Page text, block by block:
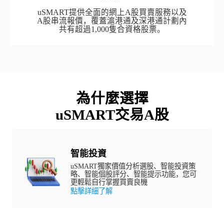
uSMART提供全面的網上A股買賣服務以及
A股串流報價，覆蓋滬港通及深港通計劃內
共有超過1,000隻合資格股票。
為什麼選擇
uSMART交易A股
智能投資
uSMART獨家價值分析選股、智能投資策
略、智能個股評分、智能提示功能，您可
更輕鬆自行掌握買賣良機
點擊詳細了解